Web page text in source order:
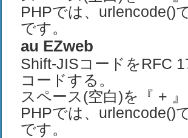
PHPでは、urlencode()
です。
au EZweb
Shift-JISコードをRFC
コードする。
スペース(空白)を『 +
PHPでは、urlencode()
です。